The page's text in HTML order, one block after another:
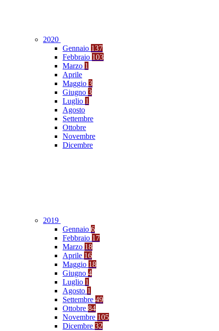
2020
Gennaio 137
Febbraio 103
Marzo 1
Aprile
Maggio 3
Giugno 3
Luglio 1
Agosto
Settembre
Ottobre
Novembre
Dicembre
2019
Gennaio 6
Febbraio 17
Marzo 18
Aprile 16
Maggio 18
Giugno 4
Luglio 1
Agosto 1
Settembre 49
Ottobre 84
Novembre 105
Dicembre 32